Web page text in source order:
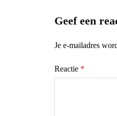
Geef een
Je e-mailadres
Reactie *